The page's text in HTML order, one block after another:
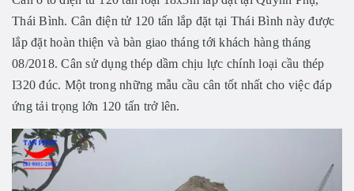
Thái Bình. Cân điện tử 120 tấn lắp đặt tại Thái Bình này được
lắp đặt hoàn thiện và bàn giao tháng tới khách hàng tháng
08/2018. Cân sử dụng thép dầm chịu lực chính loại cầu thép
I320 đúc. Một trong những mẫu cầu cân tốt nhất cho việc đáp
ứng tải trọng lớn 120 tấn trở lên.